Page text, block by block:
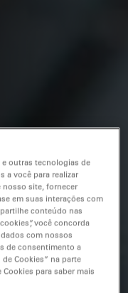
outras tecnologias de
a você para realizar
nosso site, fornecer
em suas interações com
conteúdo nas
você concorda
com nossos
de consentimento a
Cookies” na parte
para saber mais